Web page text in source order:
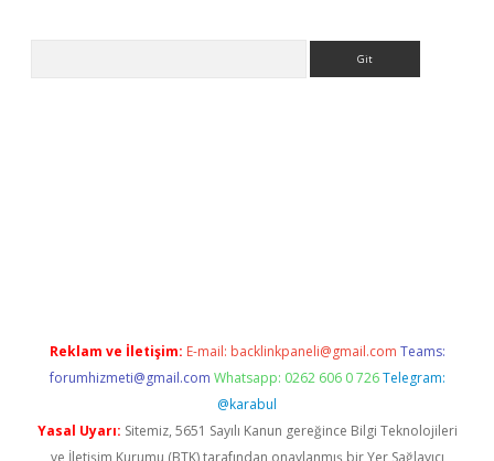
Reklam ve İletişim: E-mail: backlinkpaneli@gmail.com Teams:
forumhizmeti@gmail.com Whatsapp: 0262 606 0 726 Telegram:
@karabul
Yasal Uyarı: Sitemiz, 5651 Sayılı Kanun gereğince Bilgi Teknolojileri
ve İletişim Kurumu (BTK) tarafından onaylanmış bir Yer Sağlayıcı